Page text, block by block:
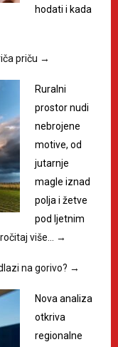
hodati i kada
priču →
Ruralni
prostor nudi
nebrojene
motive, od
jutarnje
magle iznad
polja i žetve
pod ljetnim
više… →
na gorivo? →
Nova analiza
otkriva
regionalne